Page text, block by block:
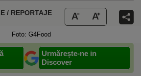
/ REPORTAJE
Foto: G4Food
Urmărește-ne in
Discover